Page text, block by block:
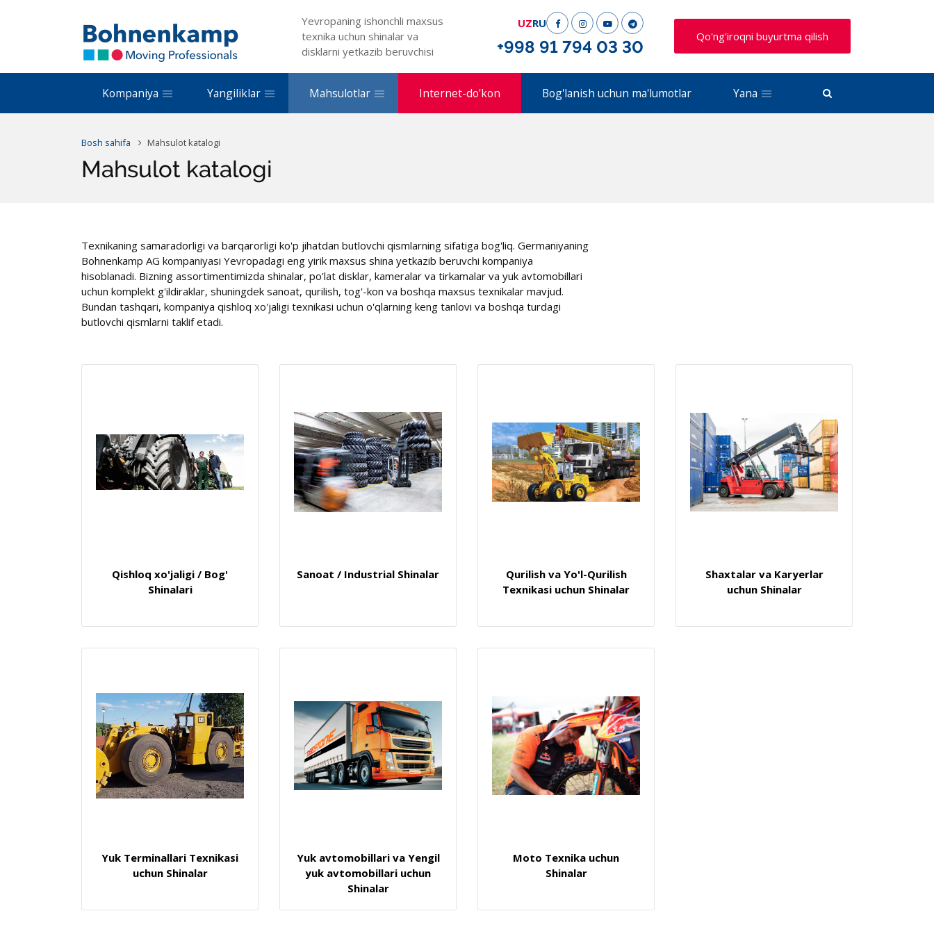
Yevropaning ishonchli maxsus
texnika uchun shinalar va
disklarni yetkazib beruvchisi
UZRU
+998 91 794 03 30
Qo'ng'iroqni buyurtma qilish
Kompaniya Yangiliklar Mahsulotlar Internet-do'kon Bog'lanish uchun ma'lumotlar Yana
Bosh sahifa Mahsulot katalogi
Mahsulot katalogi
Texnikaning samaradorligi va barqarorligi ko'p jihatdan butlovchi qismlarning sifatiga bog'liq. Germaniyaning
Bohnenkamp AG kompaniyasi Yevropadagi eng yirik maxsus shina yetkazib beruvchi kompaniya
hisoblanadi. Bizning assortimentimizda shinalar, po'lat disklar, kameralar va tirkamalar va yuk avtomobillari
uchun komplekt g'ildiraklar, shuningdek sanoat, qurilish, tog'-kon va boshqa maxsus texnikalar mavjud.
Bundan tashqari, kompaniya qishloq xo'jaligi texnikasi uchun o'qlarning keng tanlovi va boshqa turdagi
butlovchi qismlarni taklif etadi.
Qishloq xo'jaligi / Bog'
Shinalari
Sanoat / Industrial Shinalar
Qurilish va Yo'l-Qurilish
Texnikasi uchun Shinalar
Shaxtalar va Karyerlar
uchun Shinalar
Yuk Terminallari Texnikasi
uchun Shinalar
Yuk avtomobillari va Yengil
yuk avtomobillari uchun
Shinalar
Moto Texnika uchun
Shinalar